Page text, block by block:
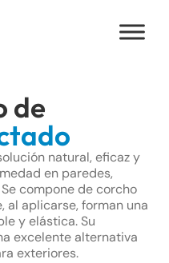
de
natural, eficaz y
en paredes,
compone de corcho
al aplicarse, forman una
y elástica. Su
excelente alternativa
exteriores.